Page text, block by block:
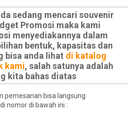
sedang mencari souvenir
Promosi maka kami
menyediakannya dalam
bentuk, kapasitas dan
bisa anda lihat di katalog
kami, salah satunya adalah
kita bahas diatas
pemesanan bisa langsung
nomor di bawah ini :